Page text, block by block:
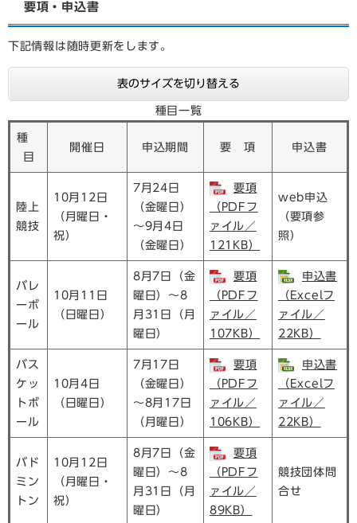
要項・申込書
下記情報は随時更新をします。
表のサイズを切り替える
種目一覧
種
目
開催日 申込期間 要 項 申込書
陸上
競技
10月12日
（月曜日・
祝）
7月24日
（金曜日）
～9月4日
（金曜日）
要項
（PDFフ
ァイル／
121KB）
web申込
（要項参
照）
バレ
ーボ
ール
10月11日
（日曜日）
8月7日（金
曜日）～8
月31日（月
曜日）
要項
（PDFフ
ァイル／
107KB）
申込書
（Excelフ
ァイル／
22KB）
バス
ケッ
トボ
ール
10月4日
（日曜日）
7月17日
（金曜日）
～8月17日
（月曜日）
要項
（PDFフ
ァイル／
106KB）
申込書
（Excelフ
ァイル／
22KB）
バド
ミン
トン
10月12日
（月曜日・
祝）
8月7日（金
曜日）～8
月31日（月
曜日）
要項
（PDFフ
ァイル／
89KB）
競技団体問
合せ